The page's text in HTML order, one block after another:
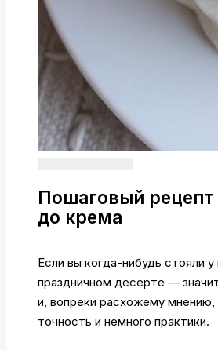
Пошаговый рецепт
до крема
Если вы когда-нибудь стояли
праздничном десерте —
и, вопреки расхожему мнению,
точность и немного практики.